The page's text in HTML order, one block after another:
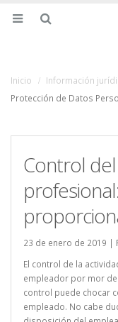
Inicio
Información
Protección de Datos
Control
23 de enero de 2019 |
El control de la
empleador por mor
control puede chocar
empleado. No cabe